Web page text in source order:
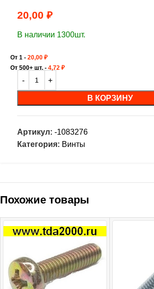
20,00 ₽
В наличии 1300шт.
От 1 - 20,00 ₽
От 500+ шт. - 4,72 ₽
В КОРЗИНУ
Артикул: -1083276
Категория: Винты
Похожие товары